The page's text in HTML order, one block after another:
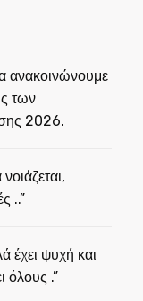
ανακοινώνουμε
των
2026.
..”
έχει ψυχή και
όλους .”